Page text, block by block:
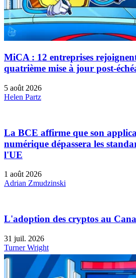
MiCA : 12 entreprises
quatrième mise à jour post-
5 août 2026
Helen Partz
La BCE affirme que son
numérique dépassera les
l'UE
1 août 2026
Adrian Zmudzinski
L'adoption des cryptos au
31 juil. 2026
Turner Wright